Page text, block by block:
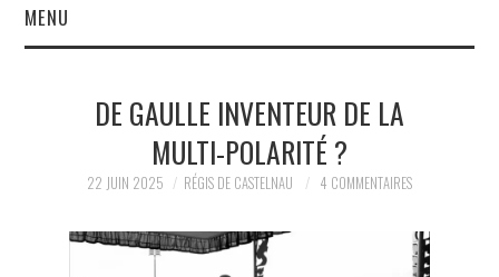
MENU
BRÈVES
JURIDIQUE
POLITIQUE
DE GAULLE INVENTEUR DE LA
MULTI-POLARITÉ ?
22 JUIN 2025 RÉGIS DE CASTELNAU 4 COMMENTAIRES